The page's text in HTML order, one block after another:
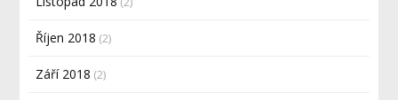
Říjen 2018 (2)
Září 2018 (2)